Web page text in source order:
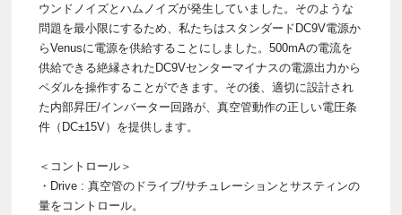
ウンドノイズとハムノイズが発生していました。そのような
問題を最小限にするため、私たちはスタンダードDC9V電源か
らVenusに電源を供給することにしました。500mAの電流を
供給できる絶縁されたDC9Vセンターマイナスの電源出力から
ペダルを操作することができます。その後、適切に設計され
た内部昇圧/インバーター回路が、真空管動作の正しい電圧条
件（DC±15V）を提供します。
＜コントロール＞
・Drive : 真空管のドライブ/サチュレーションとサスティンの
量をコントロール。